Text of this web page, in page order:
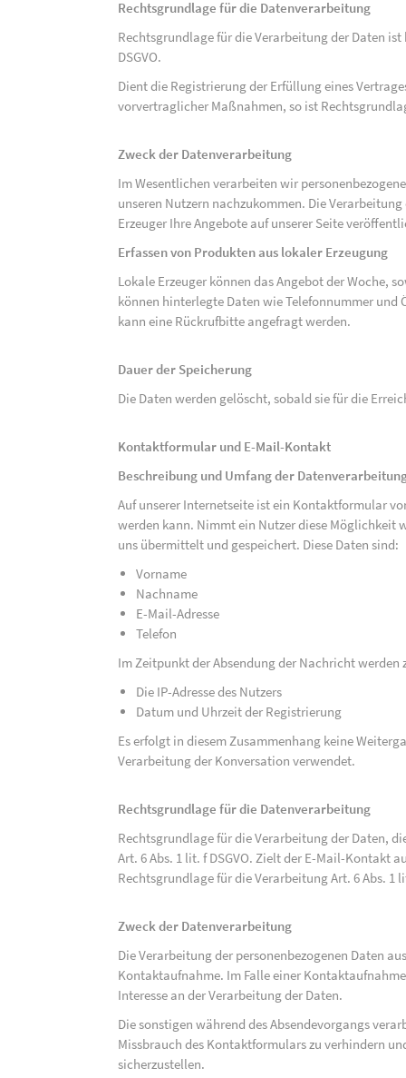
Rechtsgrundlage für die Datenverarbeitung
Rechtsgrundlage für die Verarbeitung der Daten
DSGVO.
Dient die Registrierung der Erfüllung eines
vorvertraglicher Maßnahmen, so ist
Zweck der Datenverarbeitung
Im Wesentlichen verarbeiten wir
unseren Nutzern nachzukommen. Die
Erzeuger Ihre Angebote auf unserer Seite
Erfassen von Produkten aus lokaler Erzeugung
Lokale Erzeuger können das Angebot der Woche,
können hinterlegte Daten wie Telefonnummer und
kann eine Rückrufbitte angefragt werden.
Dauer der Speicherung
Die Daten werden gelöscht, sobald sie für die
Kontaktformular und E-Mail-Kontakt
Beschreibung und Umfang der
Auf unserer Internetseite ist ein Kontaktformular
werden kann. Nimmt ein Nutzer diese Möglichkeit
uns übermittelt und gespeichert. Diese Daten sind:
Vorname
Nachname
E-Mail-Adresse
Telefon
Im Zeitpunkt der Absendung der Nachricht werden
Die IP-Adresse des Nutzers
Datum und Uhrzeit der Registrierung
Es erfolgt in diesem Zusammenhang keine
Verarbeitung der Konversation verwendet.
Rechtsgrundlage für die Datenverarbeitung
Rechtsgrundlage für die Verarbeitung der Daten,
Art. 6 Abs. 1 lit. f DSGVO. Zielt der E-Mail-Kontakt
Rechtsgrundlage für die Verarbeitung Art. 6 Abs. 1
Zweck der Datenverarbeitung
Die Verarbeitung der personenbezogenen Daten
Kontaktaufnahme. Im Falle einer
Interesse an der Verarbeitung der Daten.
Die sonstigen während des Absendevorgangs
Missbrauch des Kontaktformulars zu verhindern
sicherzustellen.